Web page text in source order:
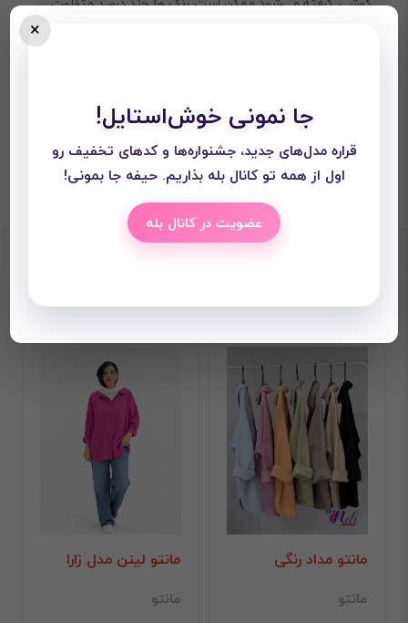
محصولات دیده شده
مانتو مداد رنگی
مانتو
مانتو لینن مدل زارا
مانتو
×
جا نمونی خوش‌استایل!
قراره مدل‌های جدید، جشنواره‌ها و کدهای تخفیف رو
اول از همه تو کانال بله بذاریم. حیفه جا بمونی!
عضویت در کانال بله